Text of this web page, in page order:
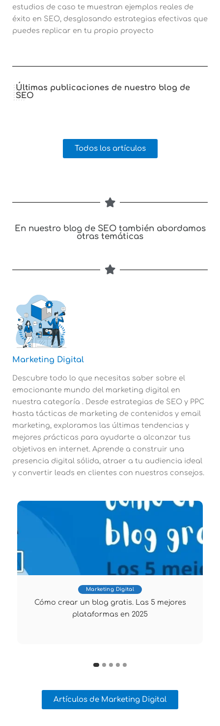
estudios de caso te muestran ejemplos reales de
éxito en SEO, desglosando estrategias efectivas que
puedes replicar en tu propio proyecto
Últimas publicaciones de nuestro blog de
SEO
Todos los artículos
En nuestro blog de SEO también abordamos
otras temáticas
Marketing Digital
Descubre todo lo que necesitas saber sobre el
emocionante mundo del marketing digital en
nuestra categoría . Desde estrategias de SEO y PPC
hasta tácticas de marketing de contenidos y email
marketing, exploramos las últimas tendencias y
mejores prácticas para ayudarte a alcanzar tus
objetivos en internet. Aprende a construir una
presencia digital sólida, atraer a tu audiencia ideal
y convertir leads en clientes con nuestros consejos.
Marketing Digital
Cómo crear un blog gratis. Las 5 mejores
plataformas en 2025
Artículos de Marketing Digital